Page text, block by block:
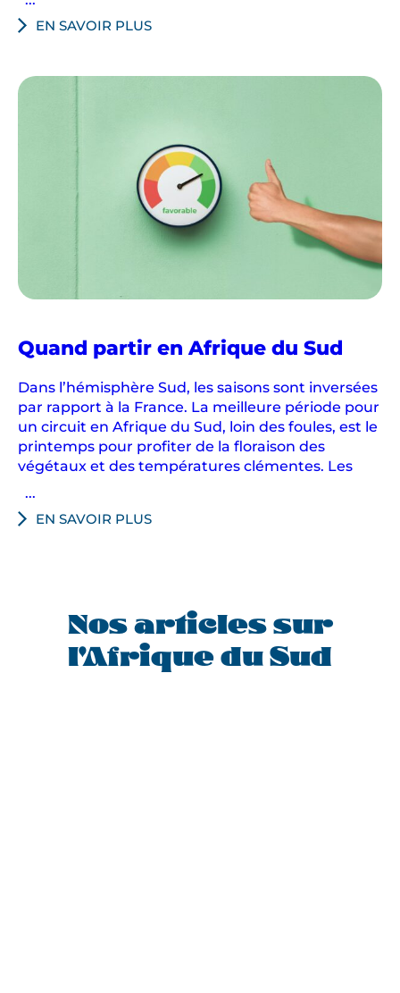
EN SAVOIR PLUS
Quand partir en Afrique du Sud
Dans l’hémisphère Sud, les saisons sont inversées
par rapport à la France. La meilleure période pour
un circuit en Afrique du Sud, loin des foules, est le
printemps pour profiter de la floraison des
végétaux et des températures clémentes. Les
...
EN SAVOIR PLUS
Nos articles sur
l'Afrique du Sud